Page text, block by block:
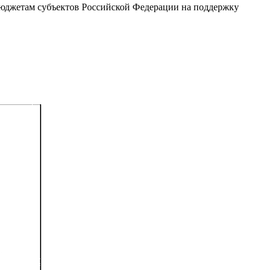
субъектов Российской Федерации на поддержку